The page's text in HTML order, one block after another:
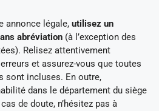
annonce légale, utilisez un
abréviation (à l’exception des
Relisez attentivement
et assurez-vous que toutes
sont incluses. En outre,
dans le département du siège
de doute, n’hésitez pas à